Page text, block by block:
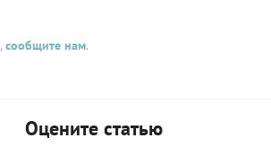
сообщите нам.
Оцените статью